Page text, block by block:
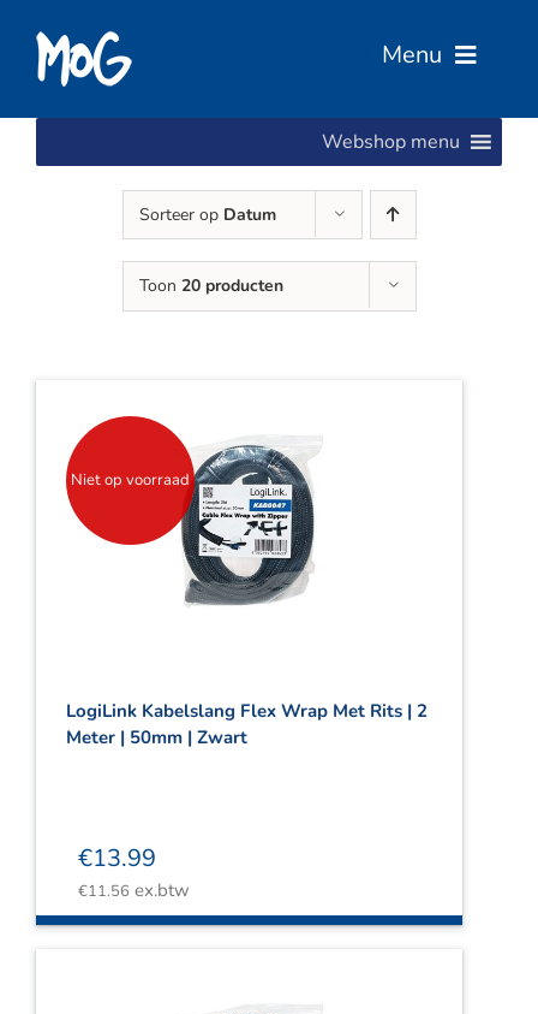
inhoud
Menu
Services
Vacatures
Webshop
Winkelwagen
Webshop menu
Sorteer op Datum
Toon 20 producten
Niet op voorraad
LogiLink Kabelslang Flex Wrap Met Rits | 2
Meter | 50mm | Zwart
€13.99
€11.56 ex.btw